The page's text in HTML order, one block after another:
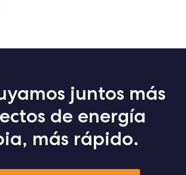
juntos más
de energía
más rápido.